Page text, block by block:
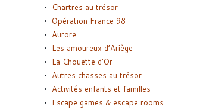
Chartres au trésor
Opération France 98
Aurore
Les amoureux d’Ariège
La Chouette d’Or
Autres chasses au trésor
Activités enfants et familles
Escape games & escape rooms